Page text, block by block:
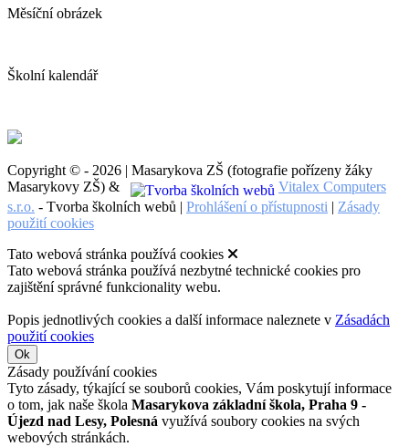
Měsíční obrázek
Školní kalendář
Copyright © - 2026 | Masarykova ZŠ (fotografie pořízeny žáky
Masarykovy ZŠ) &
Vitalex Computers
s.r.o. - Tvorba školních webů | Prohlášení o přístupnosti | Zásady
použití cookies
Tato webová stránka používá cookies
Tato webová stránka používá nezbytné technické cookies pro
zajištění správné funkcionality webu.
Popis jednotlivých cookies a další informace naleznete v Zásadách
použití cookies
Ok
Zásady používání cookies
Tyto zásady, týkající se souborů cookies, Vám poskytují informace
o tom, jak naše škola Masarykova základní škola, Praha 9 -
Újezd nad Lesy, Polesná využívá soubory cookies na svých
webových stránkách.